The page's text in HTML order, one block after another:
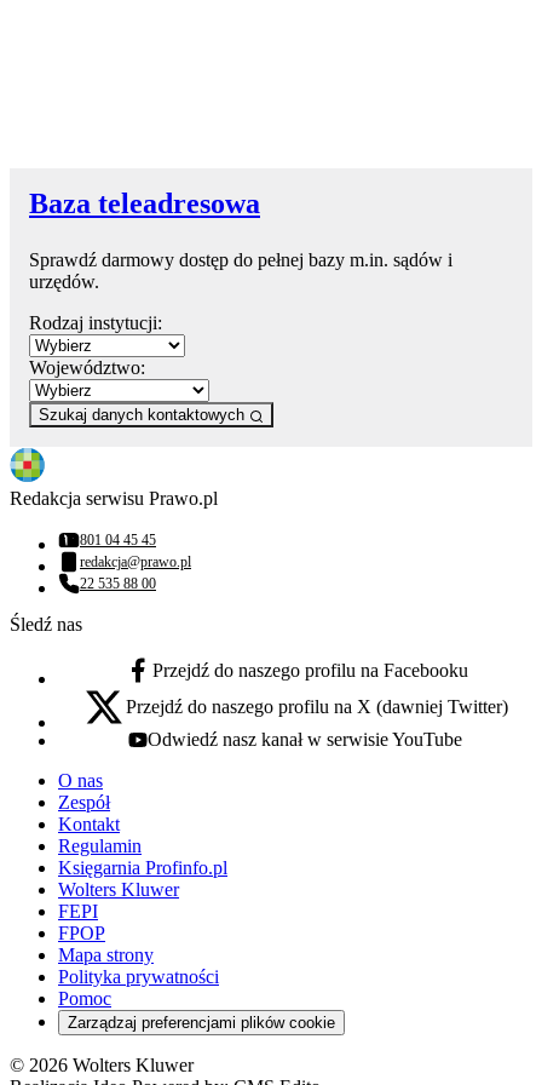
Baza teleadresowa
Sprawdź darmowy dostęp do pełnej bazy m.in. sądów i
urzędów.
Rodzaj instytucji:
Województwo:
Szukaj danych kontaktowych
Redakcja serwisu Prawo.pl
Numer telefonu:
801 04 45 45
Adres email:
redakcja@prawo.pl
Numer telefonu:
22 535 88 00
Śledź nas
facebook - otwiera się w nowej karcie
Przejdź do naszego profilu na Facebooku
x - otwiera się w nowej karcie
Przejdź do naszego profilu na X (dawniej Twitter)
youtube - otwiera się w nowej karcie
Odwiedź nasz kanał w serwisie YouTube
O nas
Zespół
Kontakt
Regulamin
Księgarnia Profinfo.pl
Wolters Kluwer
FEPI
FPOP
Mapa strony
Polityka prywatności
Pomoc
Zarządzaj preferencjami plików cookie
© 2026 Wolters Kluwer